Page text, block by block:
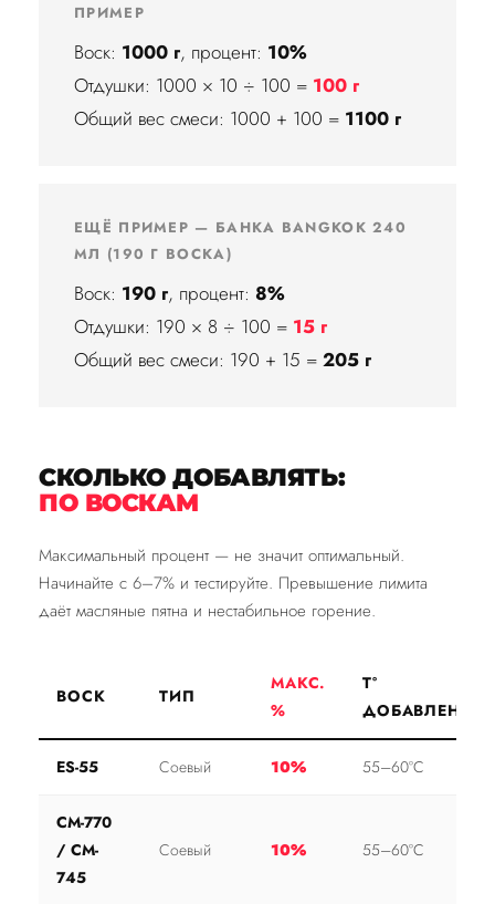
ПРИМЕР
Воск: 1000 г, процент: 10%
Отдушки: 1000 × 10 ÷ 100 = 100 г
Общий вес смеси: 1000 + 100 = 1100 г
ЕЩЁ ПРИМЕР — БАНКА BANGKOK 240
МЛ (190 Г ВОСКА)
Воск: 190 г, процент: 8%
Отдушки: 190 × 8 ÷ 100 = 15 г
Общий вес смеси: 190 + 15 = 205 г
СКОЛЬКО ДОБАВЛЯТЬ:
ПО ВОСКАМ
Максимальный процент — не значит оптимальный.
Начинайте с 6–7% и тестируйте. Превышение лимита
даёт масляные пятна и нестабильное горение.
ВОСК ТИП
МАКС.
%
Т°
ДОБАВЛЕНИЯ
ES-55 Соевый 10% 55–60°С
CM-770
/ CM-
745
Соевый 10% 55–60°С